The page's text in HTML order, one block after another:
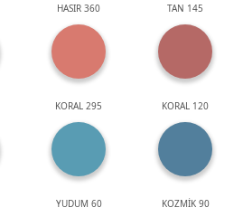
HASIR 360 TAN 145
KORAL 295 KORAL 120
YUDUM 60 KOZMİK 90